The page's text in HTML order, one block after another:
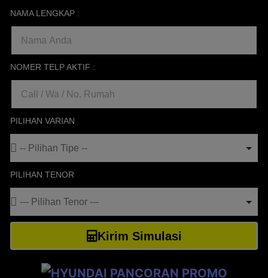
NAMA LENGKAP :
NOMER TELP AKTIF :
PILIHAN VARIAN
PILIHAN TENOR
Kirim Simulasi